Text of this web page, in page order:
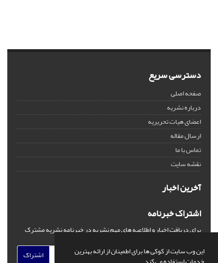
این وب سایت از کوکی ها برای اطمینان از ارائه بهترین
دسترسی سریع
صفحه اصلی
درباره نشریه
اعضای هیات تحریریه
ارسال مقاله
تماس با ما
نقشه سایت
آخرین اخبار
اشتراک خبرنامه
برای دریافت اخبار و اطلاعیه های مهم نشریه در خبرنامه نشریه مشترک
اشتراک